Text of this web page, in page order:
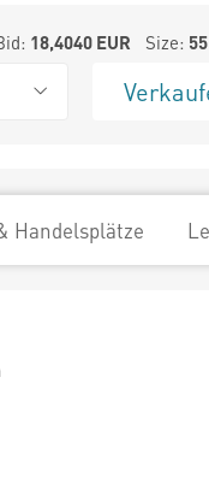
18,4040EUR Size: 55
Handelsplätze